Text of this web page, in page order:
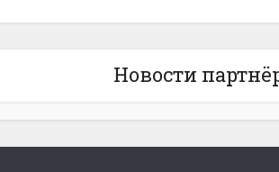
Новости